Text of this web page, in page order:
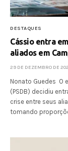
DESTAQUES
Cássio entra
aliados em
29 DE DEZEMBRO DE
Nonato Guedes O
(PSDB) decidiu
crise entre seus
tomando